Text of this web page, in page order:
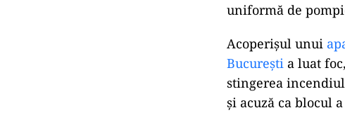
uniformă de
Acoperișul unui
București a luat
stingerea
şi acuză ca blocul